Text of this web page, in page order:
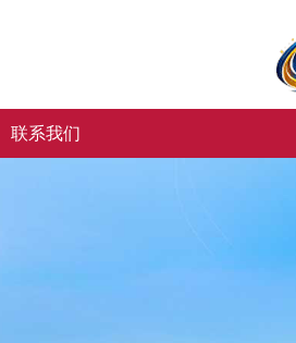
联系我们